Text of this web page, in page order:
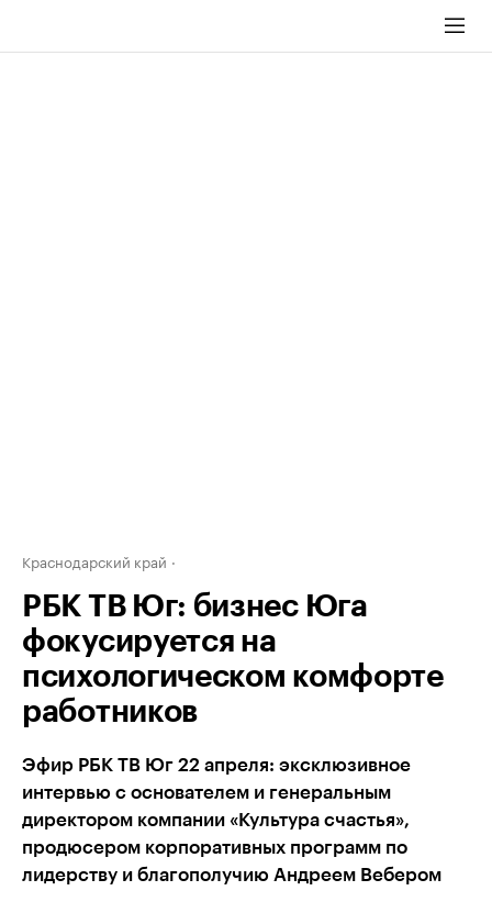
Краснодарский край
РБК ТВ Юг: бизнес Юга
фокусируется на
психологическом комфорте
работников
Эфир РБК ТВ Юг 22 апреля: эксклюзивное
интервью с основателем и генеральным
директором компании «Культура счастья»,
продюсером корпоративных программ по
лидерству и благополучию Андреем Вебером